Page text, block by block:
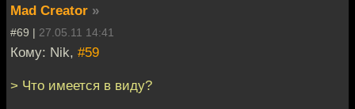
Mad Creator »
#69 | 27.05.11 14:41
Кому: Nik, #59
> Что имеется в виду?